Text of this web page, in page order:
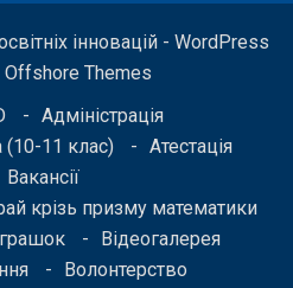
інновацій - WordPress
Offshore Themes
Адміністрація
(10-11 клас)
Атестація
Вакансії
крізь призму математики
Відеогалерея
Волонтерство